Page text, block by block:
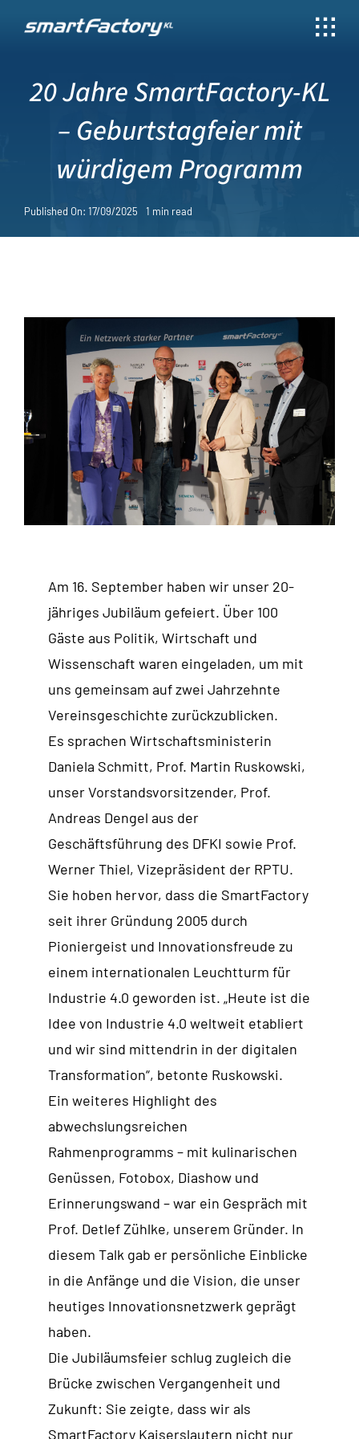
20 Jahre SmartFactory-KL
– Geburtstagfeier mit
würdigem Programm
Published On: 17/09/2025 1 min read
Am 16. September haben wir unser 20-
jähriges Jubiläum gefeiert. Über 100
Gäste aus Politik, Wirtschaft und
Wissenschaft waren eingeladen, um mit
uns gemeinsam auf zwei Jahrzehnte
Vereinsgeschichte zurückzublicken.
Es sprachen Wirtschaftsministerin
Daniela Schmitt, Prof. Martin Ruskowski,
unser Vorstandsvorsitzender, Prof.
Andreas Dengel aus der
Geschäftsführung des DFKI sowie Prof.
Werner Thiel, Vizepräsident der RPTU.
Sie hoben hervor, dass die SmartFactory
seit ihrer Gründung 2005 durch
Pioniergeist und Innovationsfreude zu
einem internationalen Leuchtturm für
Industrie 4.0 geworden ist. „Heute ist die
Idee von Industrie 4.0 weltweit etabliert
und wir sind mittendrin in der digitalen
Transformation“, betonte Ruskowski.
Ein weiteres Highlight des
abwechslungsreichen
Rahmenprogramms – mit kulinarischen
Genüssen, Fotobox, Diashow und
Erinnerungswand – war ein Gespräch mit
Prof. Detlef Zühlke, unserem Gründer. In
diesem Talk gab er persönliche Einblicke
in die Anfänge und die Vision, die unser
heutiges Innovationsnetzwerk geprägt
haben.
Die Jubiläumsfeier schlug zugleich die
Brücke zwischen Vergangenheit und
Zukunft: Sie zeigte, dass wir als
SmartFactory Kaiserslautern nicht nur